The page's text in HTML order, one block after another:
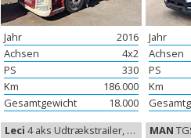
Jahr
2016
Achsen
4x2
PS
330
Km
186.000
Gesamtgewicht
18.000
Jahr
Achsen
PS
Km
Leci 4 aks Udtrækstrailer, Ausziehbare Anhänger MAN TGS